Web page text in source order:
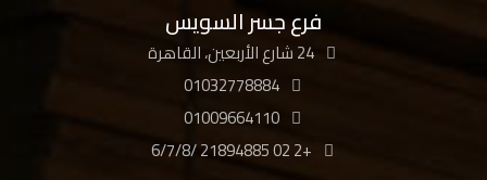
فرع جسر السويس
24 شارع الأربعين، القاهرة
01032778884
01009664110
+2 02 21894885 /6/7/8